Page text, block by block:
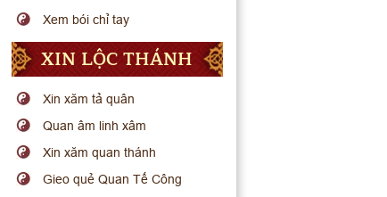
Xem bói chỉ tay
XIN LỘC THÁNH
Xin xăm tả quân
Quan âm linh xâm
Xin xăm quan thánh
Gieo quẻ Quan Tế Công